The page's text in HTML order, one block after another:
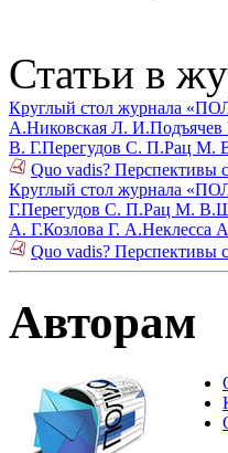
Статьи в
Круглый стол журнала
А.Никовская Л. И.
В. Г.Перегудов С. П.Рац М.
Quo vadis? Перспективы
Круглый стол журнала
Г.Перегудов С. П.Рац М. В.
А. Г.Козлова Г. А.Неклесса
Quo vadis? Перспективы
Авторам